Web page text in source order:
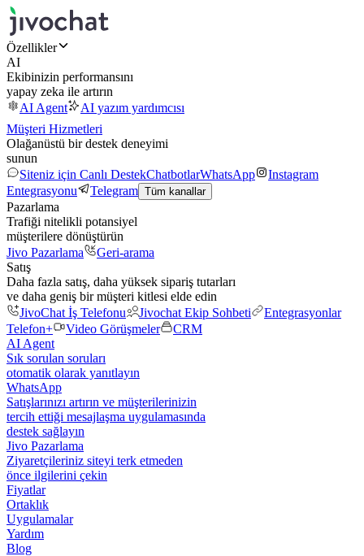
Özellikler
AI
Ekibinizin performansını
yapay zeka ile artırın
AI Agent
AI yazım yardımcısı
Müşteri Hizmetleri
Olağanüstü bir destek deneyimi
sunun
Siteniz için Canlı DestekChatbotlarWhatsApp
Instagram
Entegrasyonu
Telegram Tüm kanallar
Pazarlama
Trafiği nitelikli potansiyel
müşterilere dönüştürün
Jivo Pazarlama
Geri-arama
Satış
Daha fazla satış, daha yüksek sipariş tutarları
ve daha geniş bir müşteri kitlesi elde edin
JivoChat İş Telefonu
Jivochat Ekip Sohbeti
Entegrasyonlar
Telefon+
Video Görüşmeler
CRM
AI Agent
Sık sorulan soruları
otomatik olarak yanıtlayın
WhatsApp
Satışlarınızı artırın ve müşterilerinizin
tercih ettiği mesajlaşma uygulamasında
destek sağlayın
Jivo Pazarlama
Ziyaretçileriniz siteyi terk etmeden
önce ilgilerini çekin
Fiyatlar
Ortaklık
Uygulamalar
Yardım
Blog